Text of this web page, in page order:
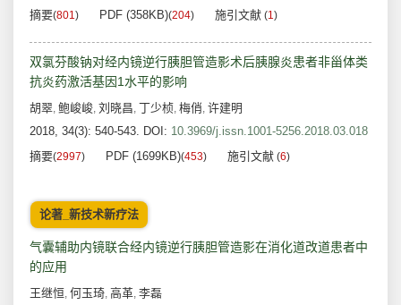
摘要(801) PDF (358KB)(204) 施引文献 (1)
双氯芬酸钠对经内镜逆行胰胆管造影术后胰腺炎患者非甾体类
抗炎药激活基因1水平的影响
胡翠, 鲍峻峻, 刘晓昌, 丁少桢, 梅俏, 许建明
2018, 34(3): 540-543. DOI: 10.3969/j.issn.1001-5256.2018.03.018
摘要(2997) PDF (1699KB)(453) 施引文献 (6)
论著_新技术新疗法
气囊辅助内镜联合经内镜逆行胰胆管造影在消化道改道患者中
的应用
王继恒, 何玉琦, 高革, 李磊